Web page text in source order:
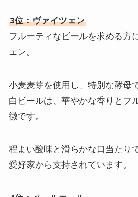
3位：ヴァイツェン
フルーティなビールを求める方
ェン。
小麦麦芽を使用し、特別な酵母
白ビールは、華やかな香りとフ
徴です。
程よい酸味と滑らかな口当たり
愛好家から支持されています。